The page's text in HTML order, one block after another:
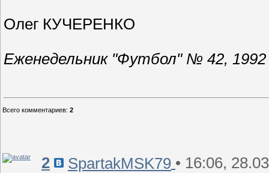
Олег КУЧЕРЕНКО
Еженедельник "Футбол" № 42, 1992
Всего комментариев: 2
2 SpartakMSK79 • 16:06,